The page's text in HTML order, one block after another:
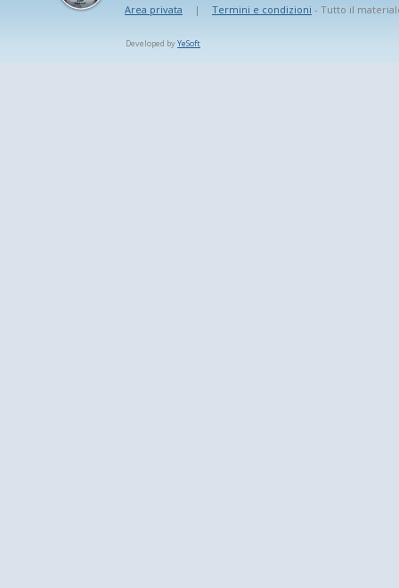
Area privata | Termini e condizioni - Tutto il
Developed byYeSoft